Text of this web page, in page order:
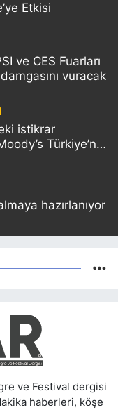
Etkisi
ve CES Fuarları
vuracak
istikrar
Türkiye’nin
hazırlanıyor
ve Festival dergisi
haberleri, köşe